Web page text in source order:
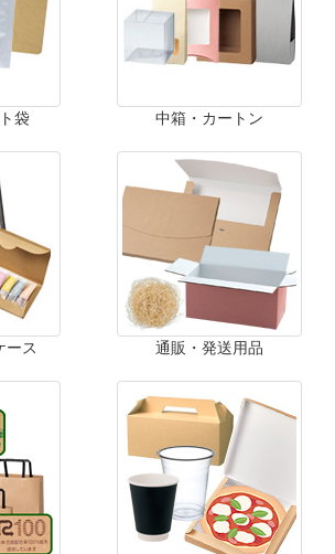
袋 中箱・カートン
ース 通販・発送用品